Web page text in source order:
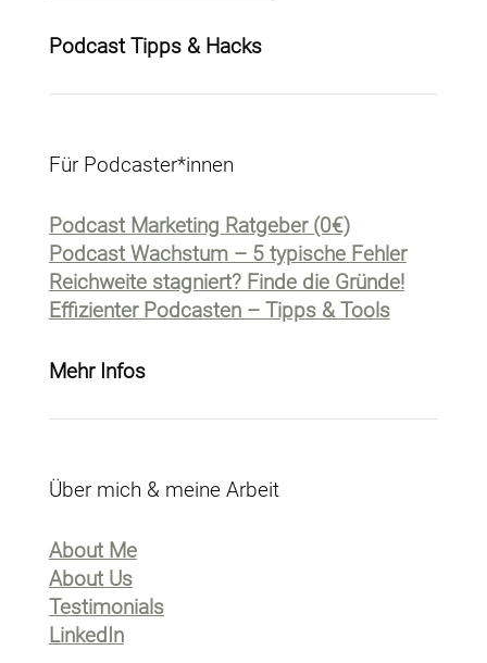
Podcast Tipps & Hacks
Für Podcaster*innen
Podcast Marketing Ratgeber (0€)
Podcast Wachstum – 5 typische Fehler
Reichweite stagniert? Finde die Gründe!
Effizienter Podcasten – Tipps & Tools
Mehr Infos
Über mich & meine Arbeit
About Me
About Us
Testimonials
LinkedIn